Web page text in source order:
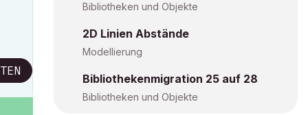
Bibliotheken und Objekte
2D Linien Abstände
Modellierung
Bibliothekenmigration 25 auf 28
Bibliotheken und Objekte